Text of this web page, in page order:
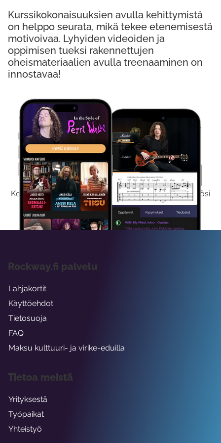
Kokeile Ilmaiseksi
Kokeilemalla ilmaiseksi saat koko sisältömme käyttöösi
viikon ajaksi.
Kurssikokonaisuuksien avulla kehittymistä
on helppo seurata, mikä tekee etenemisestä
motivoivaa. Lyhyiden videoiden ja
oppimisen tueksi rakennettujen
oheismateriaalien avulla treenaaminen on
innostavaa!
Rockway.fi palvelu
Lahjakortit
Käyttöehdot
Tietosuoja
FAQ
Maksu kulttuuri- ja virike-eduilla
Tietoa meistä
Yrityksestä
Työpaikat
Yhteistyö